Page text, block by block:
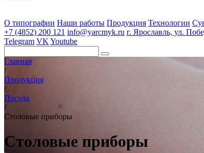
О типографии Наши работы Продукция Технологии
+7 (4852) 200 121 info@yarcmyk.ru г. Ярославль, ул.
Telegram VK Youtube
Главная
/
Продукция
/
Посуда
/
Столовые приборы
Столовые приборы